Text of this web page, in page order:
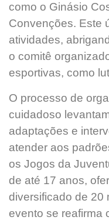
como o Ginásio
Convenções. Este
atividades,
o comitê
esportivas, como
O processo de
cuidadoso
adaptações e
atender aos
os Jogos da
de até 17 anos,
diversificado de 20
evento se reafirma